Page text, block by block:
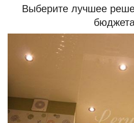
Выберите лучшее